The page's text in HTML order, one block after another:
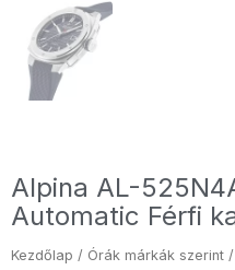
Alpina AL-
Automatic Férfi
Kezdőlap / Órák márkák szerint /